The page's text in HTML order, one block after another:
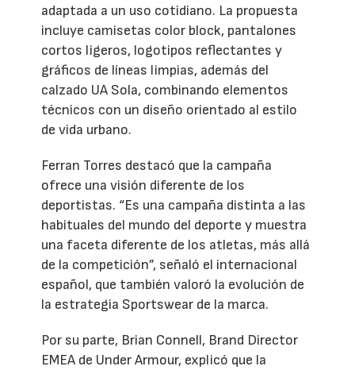
adaptada a un uso cotidiano. La propuesta
incluye camisetas color block, pantalones
cortos ligeros, logotipos reflectantes y
gráficos de líneas limpias, además del
calzado UA Sola, combinando elementos
técnicos con un diseño orientado al estilo
de vida urbano.
Ferran Torres destacó que la campaña
ofrece una visión diferente de los
deportistas. “Es una campaña distinta a las
habituales del mundo del deporte y muestra
una faceta diferente de los atletas, más allá
de la competición”, señaló el internacional
español, que también valoró la evolución de
la estrategia Sportswear de la marca.
Por su parte, Brian Connell, Brand Director
EMEA de Under Armour, explicó que la